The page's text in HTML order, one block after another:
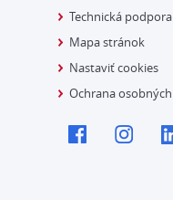
Technická
Mapa stránok
Nastaviť cookies
Ochrana